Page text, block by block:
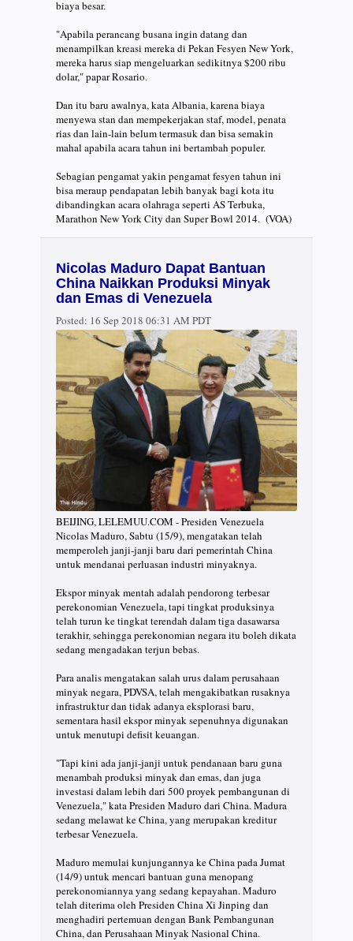
biaya besar.
"Apabila perancang busana ingin datang dan
menampilkan kreasi mereka di Pekan Fesyen New York,
mereka harus siap mengeluarkan sedikitnya $200 ribu
dolar," papar Rosario.
Dan itu baru awalnya, kata Albania, karena biaya
menyewa stan dan mempekerjakan staf, model, penata
rias dan lain-lain belum termasuk dan bisa semakin
mahal apabila acara tahun ini bertambah populer.
Sebagian pengamat yakin pengamat fesyen tahun ini
bisa meraup pendapatan lebih banyak bagi kota itu
dibandingkan acara olahraga seperti AS Terbuka,
Marathon New York City dan Super Bowl 2014. (VOA)
Nicolas Maduro Dapat Bantuan
China Naikkan Produksi Minyak
dan Emas di Venezuela
Posted: 16 Sep 2018 06:31 AM PDT
BEIJING, LELEMUU.COM - Presiden Venezuela
Nicolas Maduro, Sabtu (15/9), mengatakan telah
memperoleh janji-janji baru dari pemerintah China
untuk mendanai perluasan industri minyaknya.
Ekspor minyak mentah adalah pendorong terbesar
perekonomian Venezuela, tapi tingkat produksinya
telah turun ke tingkat terendah dalam tiga dasawarsa
terakhir, sehingga perekonomian negara itu boleh dikata
sedang mengadakan terjun bebas.
Para analis mengatakan salah urus dalam perusahaan
minyak negara, PDVSA, telah mengakibatkan rusaknya
infrastruktur dan tidak adanya eksplorasi baru,
sementara hasil ekspor minyak sepenuhnya digunakan
untuk menutupi defisit keuangan.
"Tapi kini ada janji-janji untuk pendanaan baru guna
menambah produksi minyak dan emas, dan juga
investasi dalam lebih dari 500 proyek pembangunan di
Venezuela," kata Presiden Maduro dari China. Madura
sedang melawat ke China, yang merupakan kreditur
terbesar Venezuela.
Maduro memulai kunjungannya ke China pada Jumat
(14/9) untuk mencari bantuan guna menopang
perekonomiannya yang sedang kepayahan. Maduro
telah diterima oleh Presiden China Xi Jinping dan
menghadiri pertemuan dengan Bank Pembangunan
China, dan Perusahaan Minyak Nasional China.